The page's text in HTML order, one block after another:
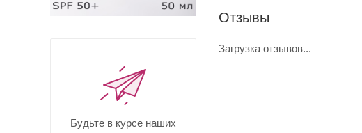
Отзывы
Загрузка отзывов...
Будьте в курсе наших